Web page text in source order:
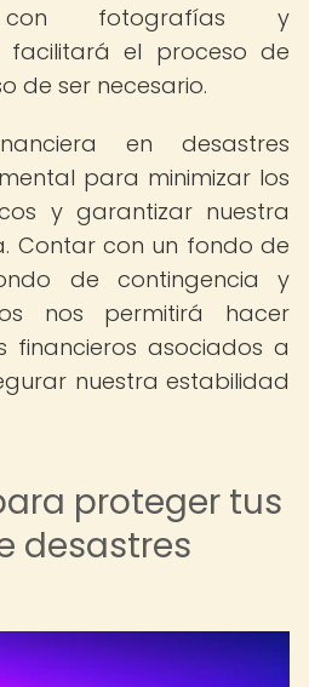
con fotografías y
facilitará el proceso de
de ser necesario.
en desastres
para minimizar los
y garantizar nuestra
Contar con un fondo de
de contingencia y
nos permitirá hacer
financieros asociados a
nuestra estabilidad
proteger tus
desastres